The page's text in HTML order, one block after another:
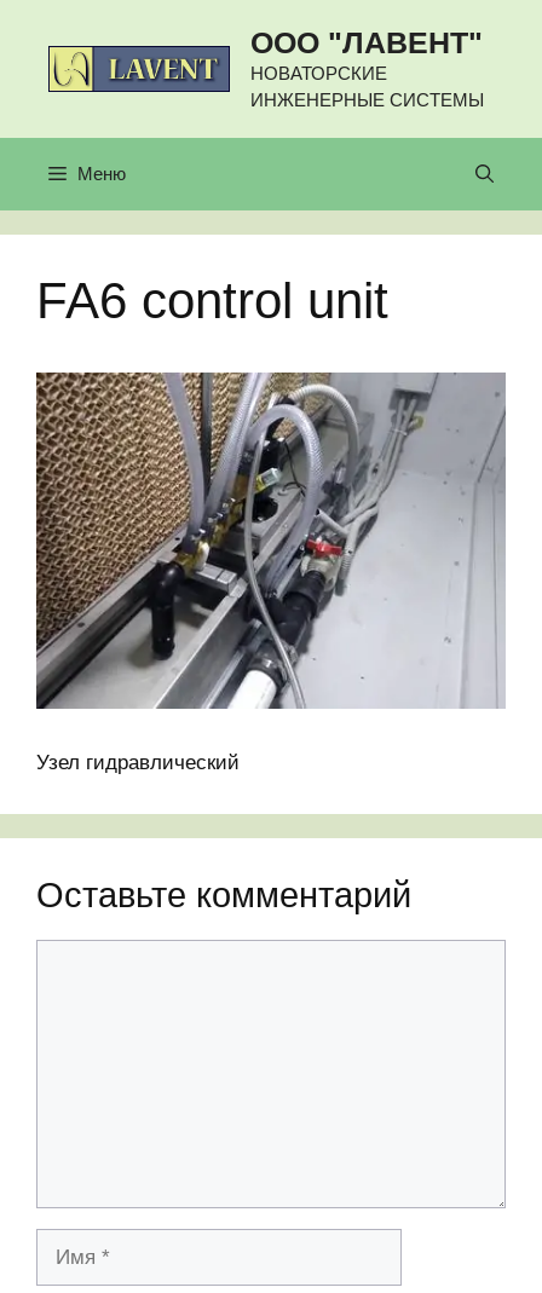
содержимому
ООО "ЛАВЕНТ"
НОВАТОРСКИЕ
ИНЖЕНЕРНЫЕ СИСТЕМЫ
Меню
FA6 control unit
Узел гидравлический
Оставьте комментарий